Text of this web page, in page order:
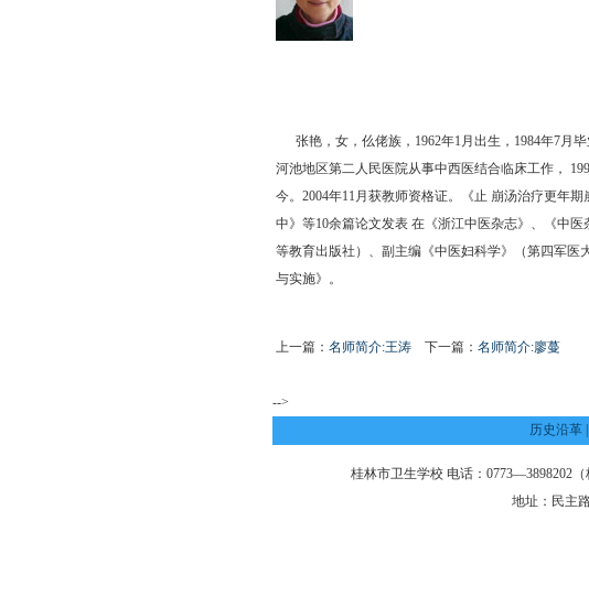
张艳，女，仫佬族，1962年1月出生，1984年7月
河池地区第二人民医院从事中西医结合临床工作，
今。2004年11月获教师资格证。《止 崩汤治疗更年
中》等10余篇论文发表 在《浙江中医杂志》、《中
等教育出版社）、副主编《中医妇科学》（第四军医
与实施》。
上一篇： 名师简介:王涛 下一篇： 名师简介:廖蔓
-->
历史沿革
桂林市卫生学校 电话：0773—3898202
地址：民主